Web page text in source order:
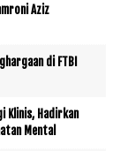
Aziz
di FTBI
Klinis, Hadirkan
Mental